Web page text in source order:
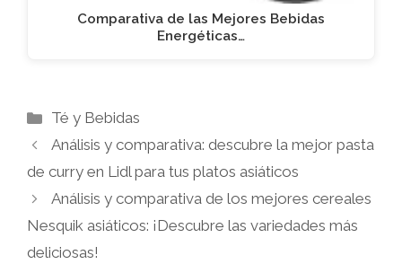
Comparativa de las Mejores Bebidas
Energéticas…
Categorías
Té y Bebidas
Análisis y comparativa: descubre la mejor pasta
de curry en Lidl para tus platos asiáticos
Análisis y comparativa de los mejores cereales
Nesquik asiáticos: ¡Descubre las variedades más
deliciosas!